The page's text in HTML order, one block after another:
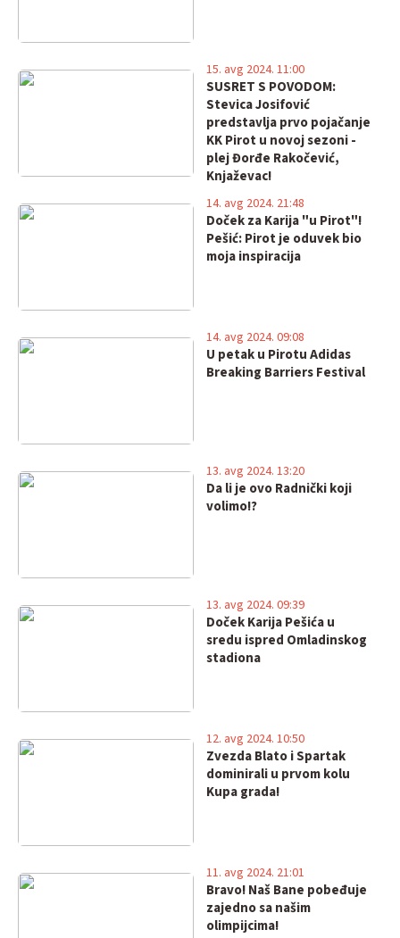
SUSRET S POVODOM:
Stevica Josifović
predstavlja prvo pojačanje
KK Pirot u novoj sezoni -
plej Đorđe Rakočević,
Knjaževac!
15. avg 2024. 11:00
Doček za Karija "u Pirot"!
Pešić: Pirot je oduvek bio
moja inspiracija
14. avg 2024. 21:48
U petak u Pirotu Adidas
Breaking Barriers Festival
14. avg 2024. 09:08
Da li je ovo Radnički koji
volimo!?
13. avg 2024. 13:20
Doček Karija Pešića u
sredu ispred Omladinskog
stadiona
13. avg 2024. 09:39
Zvezda Blato i Spartak
dominirali u prvom kolu
Kupa grada!
12. avg 2024. 10:50
Bravo! Naš Bane pobeđuje
zajedno sa našim
olimpijcima!
11. avg 2024. 21:01